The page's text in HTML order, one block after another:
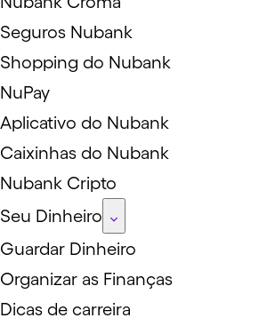
Seguros Nubank
Shopping do Nubank
NuPay
Aplicativo do Nubank
Caixinhas do Nubank
Nubank Cripto
Seu Dinheiro
Guardar Dinheiro
Organizar as Finanças
Dicas de carreira